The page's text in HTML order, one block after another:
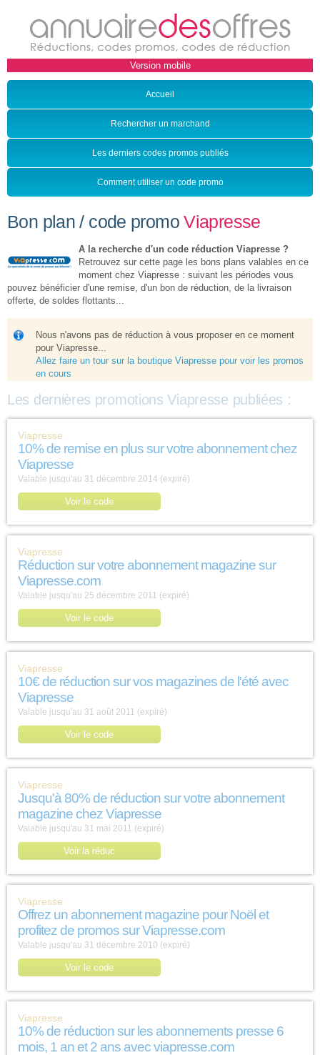
Accueil
Rechercher un marchand
Les derniers codes promos publiés
Comment utiliser un code promo
Bon plan / code promoViapresse
A la recherche d'un code réduction Viapresse ?
Retrouvez sur cette page les bons plans valables en ce
moment chez Viapresse : suivant les périodes vous
pouvez bénéficier d'une remise, d'un bon de réduction, de la livraison
offerte, de soldes flottants...
Nous n'avons pas de réduction à vous proposer en ce moment
pour Viapresse...
Allez faire un tour sur la boutique Viapresse pour voir les promos
en cours
Les dernières promotions Viapresse publiées :
Viapresse
10% de remise en plus sur votre abonnement chez
Viapresse
Valable jusqu'au 31 décembre 2014 (expiré)
Voir le code
Viapresse
Réduction sur votre abonnement magazine sur
Viapresse.com
Valable jusqu'au 25 décembre 2011 (expiré)
Voir le code
Viapresse
10€ de réduction sur vos magazines de l'été avec
Viapresse
Valable jusqu'au 31 août 2011 (expiré)
Voir le code
Viapresse
Jusqu'à 80% de réduction sur votre abonnement
magazine chez Viapresse
Valable jusqu'au 31 mai 2011 (expiré)
Voir la réduc
Viapresse
Offrez un abonnement magazine pour Noël et
profitez de promos sur Viapresse.com
Valable jusqu'au 31 décembre 2010 (expiré)
Voir le code
Viapresse
10% de réduction sur les abonnements presse 6
mois, 1 an et 2 ans avec viapresse.com